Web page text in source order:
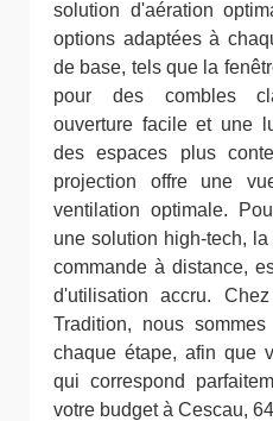
solution d'aération
options adaptées à
de base, tels que la
pour des combles
ouverture facile et une
des espaces plus
projection offre une
ventilation optimale.
une solution high-tech,
commande à distance,
d'utilisation accru.
Tradition, nous
chaque étape, afin que
qui correspond
votre budget à Cescau,